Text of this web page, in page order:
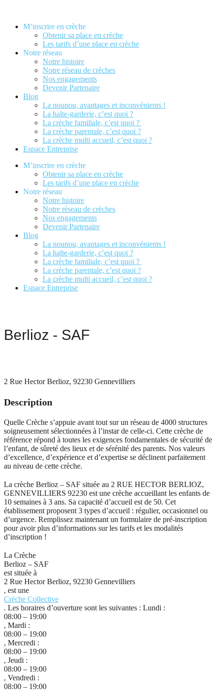
contenuM’inscrire en crèche
Obtenir sa place en crèche
Les tarifs d’une place en crèche
Notre réseau
Notre histoire
Notre réseau de crèches
Nos engagements
Devenir Partenaire
Blog
La nounou, avantages et inconvénients !
La halte-garderie, c’est quoi ?
La crèche familiale, c’est quoi ?
La crèche parentale, c’est quoi ?
La crèche multi accueil, c’est quoi ?
Espace Entreprise
M’inscrire en crèche
Obtenir sa place en crèche
Les tarifs d’une place en crèche
Notre réseau
Notre histoire
Notre réseau de crèches
Nos engagements
Devenir Partenaire
Blog
La nounou, avantages et inconvénients !
La halte-garderie, c’est quoi ?
La crèche familiale, c’est quoi ?
La crèche parentale, c’est quoi ?
La crèche multi accueil, c’est quoi ?
Espace Entreprise
Berlioz - SAF
2 Rue Hector Berlioz, 92230 Gennevilliers
Description
Quelle Crèche s’appuie avant tout sur un réseau de 4000 structures
soigneusement sélectionnées à l’instar de celle-ci. Cette crèche de
référence répond à toutes les exigences fondamentales de sécurité de
l’enfant, de sûreté des lieux et de sérénité des parents. Nos valeurs
d’excellence, d’expérience et d’expertise se déclinent parfaitement
au niveau de cette crèche.
La crèche Berlioz – SAF située au 2 RUE HECTOR BERLIOZ,
GENNEVILLIERS 92230 est une crèche accueillant les enfants de
10 semaines à 3 ans. Sa capacité d’accueil est de 50. Cet
établissement proposent 3 types d’accueil : régulier, occasionnel ou
d’urgence. Remplissez maintenant un formulaire de pré-inscription
pour avoir plus d’informations sur les tarifs et les modalités
d’inscription !
La Crèche
Berlioz – SAF
est située à
2 Rue Hector Berlioz, 92230 Gennevilliers
, est une
Crèche Collective
. Les horaires d’ouverture sont les suivantes : Lundi :
08:00 – 19:00
, Mardi :
08:00 – 19:00
, Mercredi :
08:00 – 19:00
, Jeudi :
08:00 – 19:00
, Vendredi :
08:00 – 19:00